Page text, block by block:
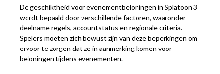
De geschiktheid voor evenementbeloningen in Splatoon 3
wordt bepaald door verschillende factoren, waaronder
deelname regels, accountstatus en regionale criteria.
Spelers moeten zich bewust zijn van deze beperkingen om
ervoor te zorgen dat ze in aanmerking komen voor
beloningen tijdens evenementen.